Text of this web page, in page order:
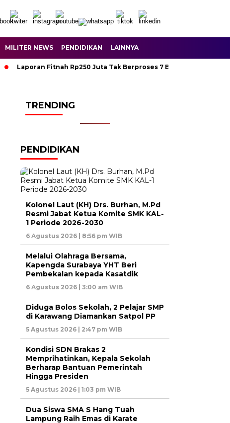
MILITER NEWS PENDIDIKAN LAINNYA
Laporan Fitnah Rp250 Juta Tak Berproses 7 Bulan, Wartawan
TRENDING
PENDIDIKAN
Kolonel Laut (KH) Drs. Burhan, M.Pd
Resmi Jabat Ketua Komite SMK KAL-
1 Periode 2026-2030
6 Agustus 2026 | 8:56 pm WIB
Melalui Olahraga Bersama,
Kapengda Surabaya YHT Beri
Pembekalan kepada Kasatdik
6 Agustus 2026 | 3:00 am WIB
Diduga Bolos Sekolah, 2 Pelajar SMP
di Karawang Diamankan Satpol PP
5 Agustus 2026 | 2:47 pm WIB
Kondisi SDN Brakas 2
Memprihatinkan, Kepala Sekolah
Berharap Bantuan Pemerintah
Hingga Presiden
5 Agustus 2026 | 1:03 pm WIB
Dua Siswa SMA S Hang Tuah
Lampung Raih Emas di Karate